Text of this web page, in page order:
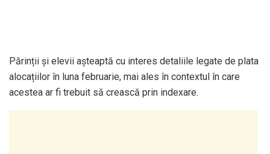
Părinții și elevii așteaptă cu interes detaliile legate de plata
alocațiilor în luna februarie, mai ales în contextul în care
acestea ar fi trebuit să crească prin indexare.